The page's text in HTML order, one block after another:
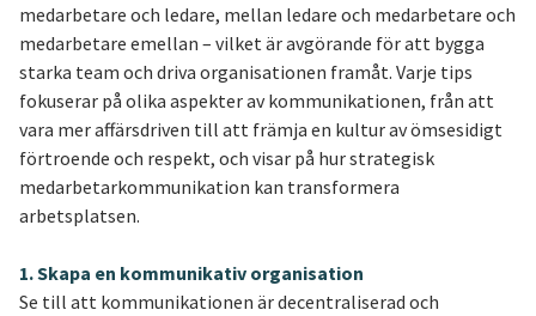
medarbetare och ledare, mellan ledare och medarbetare och
medarbetare emellan – vilket är avgörande för att bygga
starka team och driva organisationen framåt. Varje tips
fokuserar på olika aspekter av kommunikationen, från att
vara mer affärsdriven till att främja en kultur av ömsesidigt
förtroende och respekt, och visar på hur strategisk
medarbetarkommunikation kan transformera
arbetsplatsen.
1. Skapa en kommunikativ organisation
Se till att kommunikationen är decentraliserad och